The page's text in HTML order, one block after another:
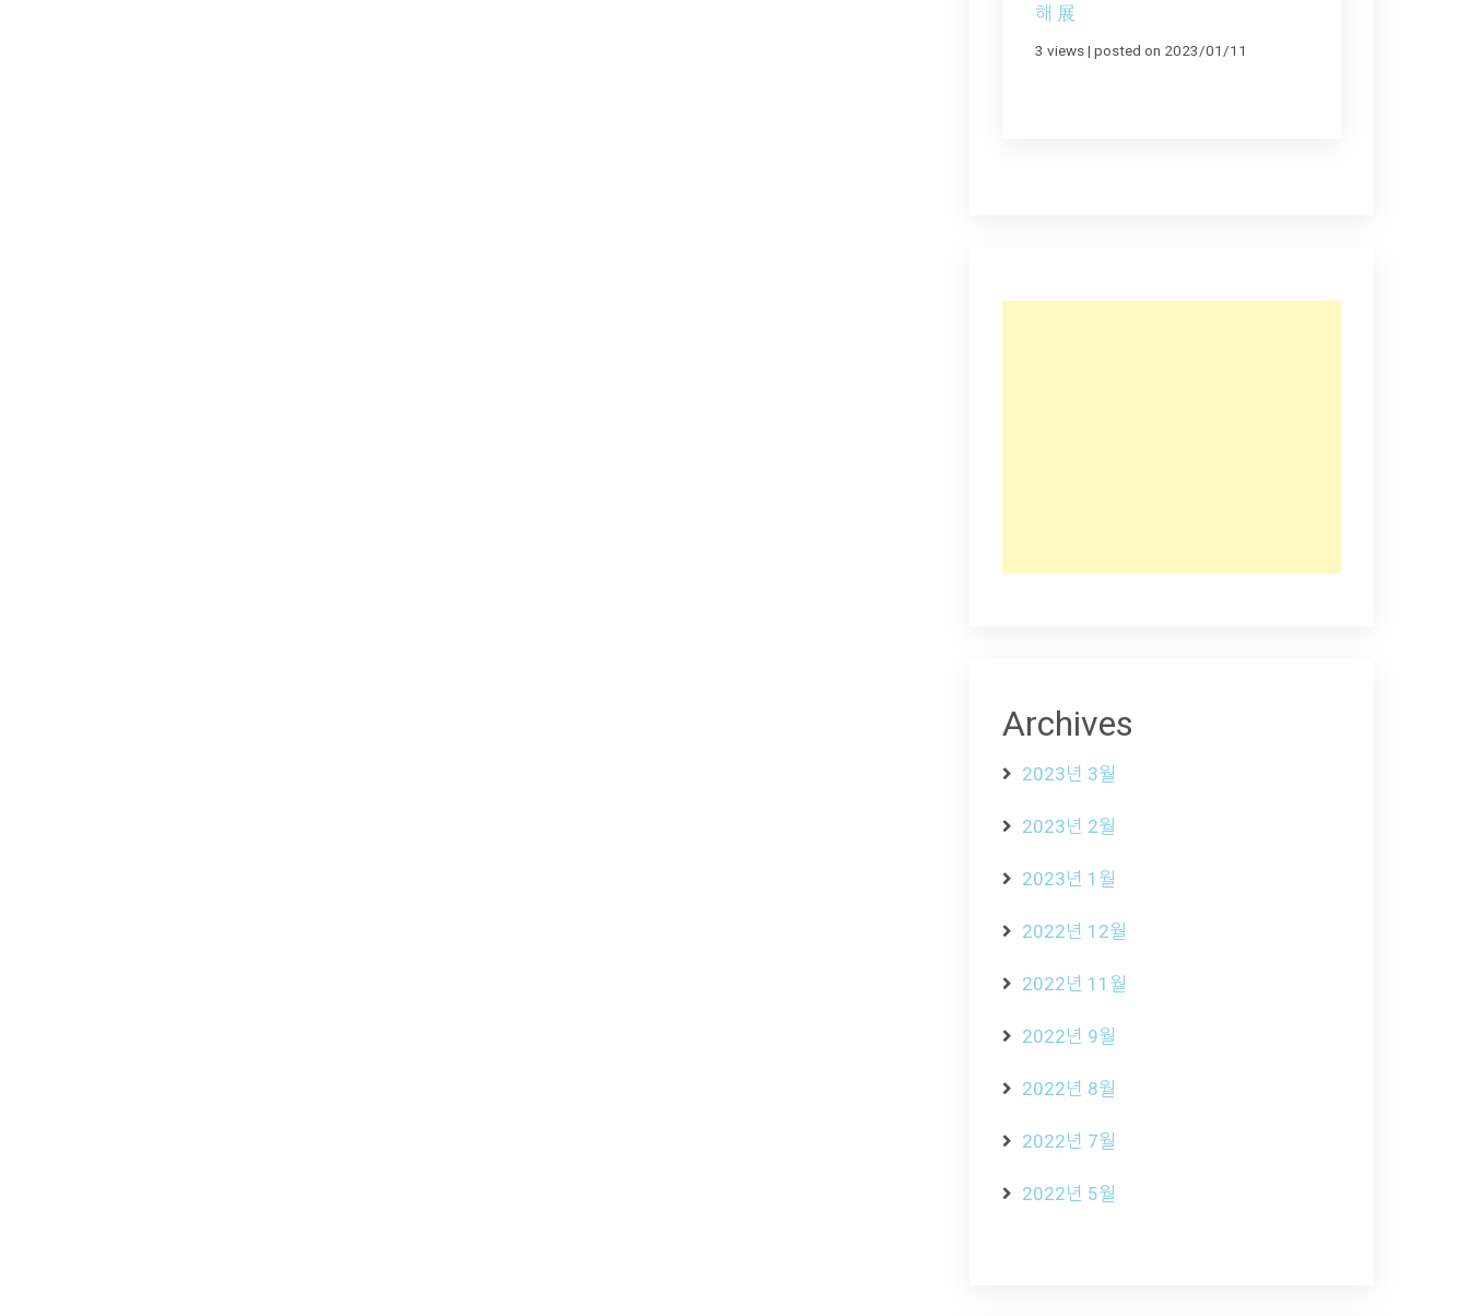
해 展
3 views| posted on 2023/01/11
Archives
2023년 3월
2023년 2월
2023년 1월
2022년 12월
2022년 11월
2022년 9월
2022년 8월
2022년 7월
2022년 5월